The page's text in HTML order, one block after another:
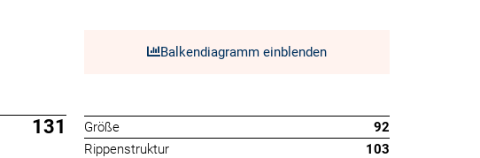
Balkendiagramm einblenden
131 Größe
92
Rippenstruktur
103